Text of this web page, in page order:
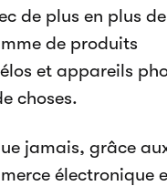
de plus en plus de
de produits
et appareils
choses.
jamais, grâce
électronique